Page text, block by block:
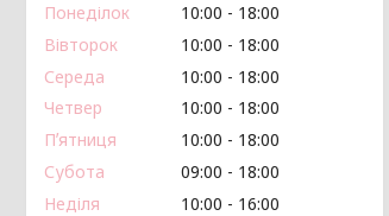
Понеділок 10:00
18:00
Вівторок
10:00
18:00
Середа
10:00
18:00
Четвер
10:00
18:00
Пʼятниця
10:00
18:00
Субота
09:00
18:00
Неділя
10:00 16:00